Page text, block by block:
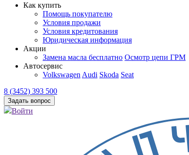
Как купить
Помощь покупателю
Условия продажи
Условия кредитования
Юридическая информация
Акции
Замена масла бесплатно Осмотр цепи ГРМ
Автосервис
Volkswagen Audi Skoda Seat
8 (3452) 393 500
Задать вопрос
Войти